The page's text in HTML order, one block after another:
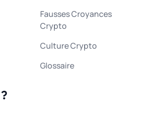
Fausses Croyances
Crypto
Culture Crypto
Glossaire